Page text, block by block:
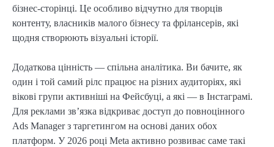
бізнес-сторінці. Це особливо відчутно для творців
контенту, власників малого бізнесу та фрілансерів, які
щодня створюють візуальні історії.
Додаткова цінність — спільна аналітика. Ви бачите, як
один і той самий рілс працює на різних аудиторіях, які
вікові групи активніші на Фейсбуці, а які — в Інстаграмі.
Для реклами зв’язка відкриває доступ до повноцінного
Ads Manager з таргетингом на основі даних обох
платформ. У 2026 році Meta активно розвиває саме такі